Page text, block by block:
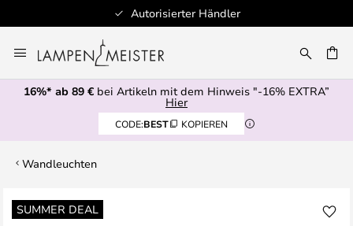
Autorisierter Händler
Inhalt
springen
16%* ab 89 € bei Artikeln mit dem Hinweis "-16% EXTRA”
Hier
CODE:BEST KOPIEREN
Wandleuchten
SUMMER DEAL
Zum
Ende